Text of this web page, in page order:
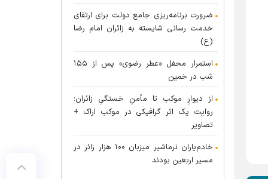
ضرورت برنامه‌ریزی جامع دولت برای ارتقای
خدمت رسانی شایسته به زائران امام رضا
(ع)
استمرار محفل «عطر رضوی» پس از ۱۵۵
شب در خمین
از دیوارِ موکب تا مأمنِ خستگیِ زائران؛
روایت یک اثر گرافیکی در موکب اراک +
تصاویر
خادم‌یاران نرماشیر میزبان ۱۰۰ هزار زائر در
مسیر اربعین بودند